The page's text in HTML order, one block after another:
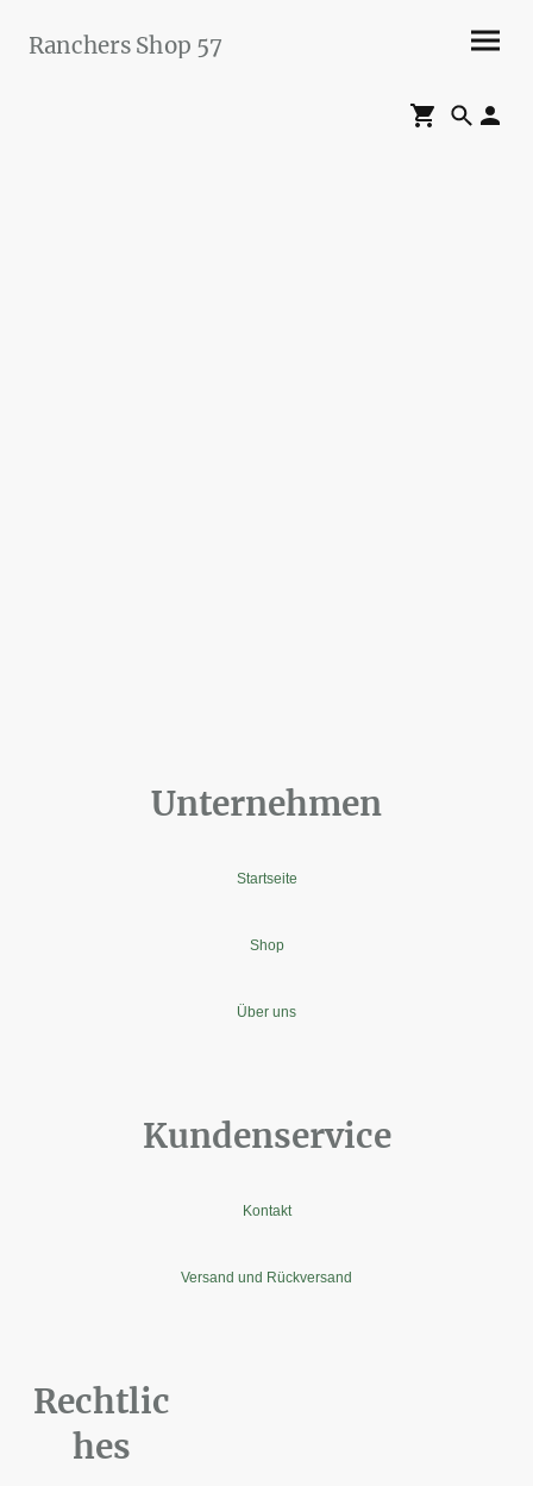
Ranchers Shop 57
Unternehmen
Startseite
Shop
Über uns
Kundenservice
Kontakt
Versand und Rückversand
Rechtlic
hes